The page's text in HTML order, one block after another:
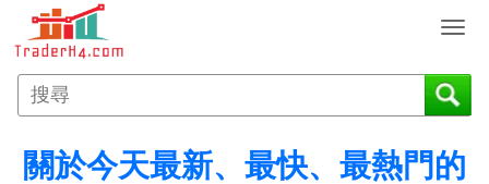
T
g
g
e
n
關於今天最新、最快、最熱門的